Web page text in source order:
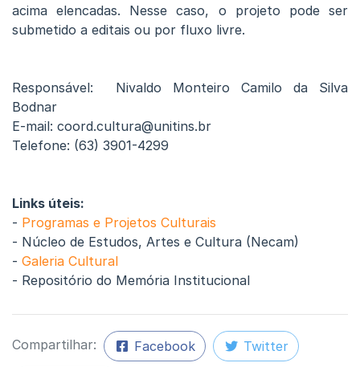
acima elencadas. Nesse caso, o projeto pode ser
submetido a editais ou por fluxo livre.
Responsável: Nivaldo Monteiro Camilo da Silva
Bodnar
E-mail: coord.cultura@unitins.br
Telefone: (63) 3901-4299
Links úteis:
- Programas e Projetos Culturais
- Núcleo de Estudos, Artes e Cultura (Necam)
- Galeria Cultural
- Repositório do Memória Institucional
Compartilhar: Facebook Twitter